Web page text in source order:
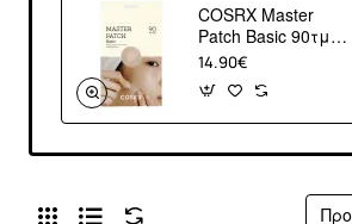
COSRX Master
Patch Basic 90τμχ –
Επιθέματα
Σπυριών Προσώπου
για Σπυράκια,
Προστασία &
14.90€